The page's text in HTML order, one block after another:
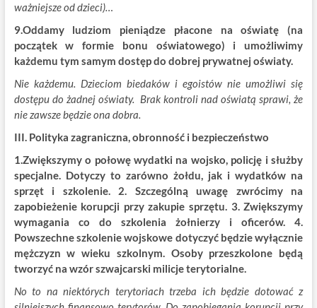
ważniejsze od dzieci)…
9.Oddamy ludziom pieniądze płacone na oświatę (na
początek w formie bonu oświatowego) i umożliwimy
każdemu tym samym dostęp do dobrej prywatnej oświaty.
Nie każdemu. Dzieciom biedaków i egoistów nie umożliwi się
dostępu do żadnej oświaty. Brak kontroli nad oświatą sprawi, że
nie zawsze będzie ona dobra.
III. Polityka zagraniczna, obronność i bezpieczeństwo
1.Zwiększymy o połowę wydatki na wojsko, policję i służby
specjalne. Dotyczy to zarówno żołdu, jak i wydatków na
sprzęt i szkolenie. 2. Szczególną uwagę zwrócimy na
zapobieżenie korupcji przy zakupie sprzętu. 3. Zwiększymy
wymagania co do szkolenia żołnierzy i oficerów. 4.
Powszechne szkolenie wojskowe dotyczyć będzie wyłącznie
mężczyzn w wieku szkolnym. Osoby przeszkolone będą
tworzyć na wzór szwajcarski milicje terytorialne.
No to na niektórych terytoriach trzeba ich będzie dotować z